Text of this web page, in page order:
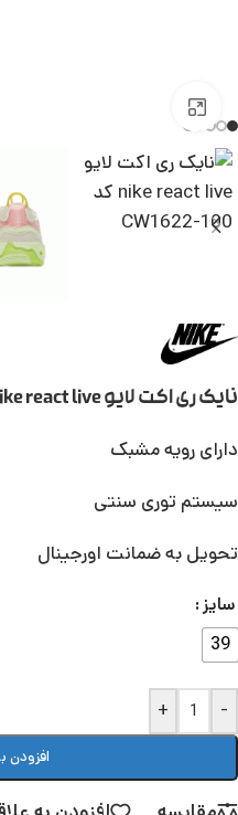
نایک ری اکت لایو nike react live کد CW1622-100
دارای رویه مشبک
سیستم توری سنتی
تحویل به ضمانت اورجینال
سایز
39
-
+
افزودن